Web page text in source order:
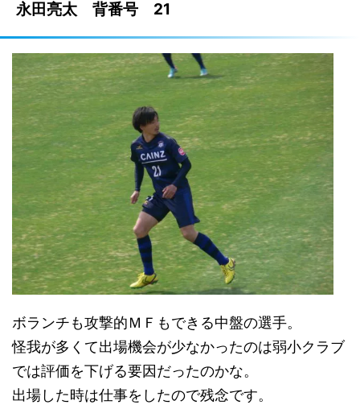
永田亮太 背番号 21
ボランチも攻撃的ＭＦもできる中盤の選手。
怪我が多くて出場機会が少なかったのは弱小クラブ
では評価を下げる要因だったのかな。
出場した時は仕事をしたので残念です。